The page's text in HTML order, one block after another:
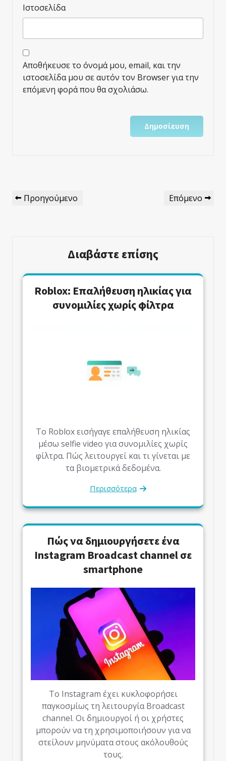
Ιστοσελίδα
Αποθήκευσε το όνομά μου, email, και την
ιστοσελίδα μου σε αυτόν τον Browser για την
επόμενη φορά που θα σχολιάσω.
Πλοήγηση
Άρθρων
Προηγούμενο
Προηγούμενο
Επόμενο
Επόμενο
Διαβάστε επίσης
Roblox: Επαλήθευση ηλικίας για
συνομιλίες χωρίς φίλτρα
Το Roblox εισήγαγε επαλήθευση ηλικίας
μέσω selfie video για συνομιλίες χωρίς
φίλτρα. Πώς λειτουργεί και τι γίνεται με
τα βιομετρικά δεδομένα.
Περισσότερα
Πώς να δημιουργήσετε ένα
Instagram Broadcast channel σε
smartphone
Το Instagram έχει κυκλοφορήσει
παγκοσμίως τη λειτουργία Broadcast
channel. Οι δημιουργοί ή οι χρήστες
μπορούν να τη χρησιμοποιήσουν για να
στείλουν μηνύματα στους ακόλουθούς
τους.